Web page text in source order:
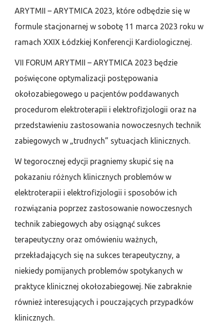
ARYTMII – ARYTMICA 2023, które odbędzie się w
formule stacjonarnej w sobotę 11 marca 2023 roku w
ramach XXIX Łódzkiej Konferencji Kardiologicznej.
VII FORUM ARYTMII – ARYTMICA 2023 będzie
poświęcone optymalizacji postępowania
okołozabiegowego u pacjentów poddawanych
procedurom elektroterapii i elektrofizjologii oraz na
przedstawieniu zastosowania nowoczesnych technik
zabiegowych w „trudnych” sytuacjach klinicznych.
W tegorocznej edycji pragniemy skupić się na
pokazaniu różnych klinicznych problemów w
elektroterapii i elektrofizjologii i sposobów ich
rozwiązania poprzez zastosowanie nowoczesnych
technik zabiegowych aby osiągnąć sukces
terapeutyczny oraz omówieniu ważnych,
przekładających się na sukces terapeutyczny, a
niekiedy pomijanych problemów spotykanych w
praktyce klinicznej okołozabiegowej. Nie zabraknie
również interesujących i pouczających przypadków
klinicznych.